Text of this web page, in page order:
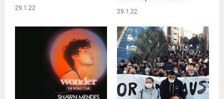
29.1.22 29.1.22